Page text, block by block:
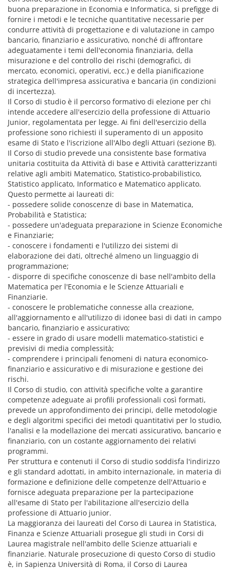
buona preparazione in Economia e Informatica, si prefigge di
fornire i metodi e le tecniche quantitative necessarie per
condurre attività di progettazione e di valutazione in campo
bancario, finanziario e assicurativo, nonché di affrontare
adeguatamente i temi dell'economia finanziaria, della
misurazione e del controllo dei rischi (demografici, di
mercato, economici, operativi, ecc.) e della pianificazione
strategica dell'impresa assicurativa e bancaria (in condizioni
di incertezza).
Il Corso di studio è il percorso formativo di elezione per chi
intende accedere all'esercizio della professione di Attuario
Junior, regolamentata per legge. Ai fini dell'esercizio della
professione sono richiesti il superamento di un apposito
esame di Stato e l'iscrizione all'Albo degli Attuari (sezione B).
Il Corso di studio prevede una consistente base formativa
unitaria costituita da Attività di base e Attività caratterizzanti
relative agli ambiti Matematico, Statistico-probabilistico,
Statistico applicato, Informatico e Matematico applicato.
Questo permette ai laureati di:
- possedere solide conoscenze di base in Matematica,
Probabilità e Statistica;
- possedere un'adeguata preparazione in Scienze Economiche
e Finanziarie;
- conoscere i fondamenti e l'utilizzo dei sistemi di
elaborazione dei dati, oltreché almeno un linguaggio di
programmazione;
- disporre di specifiche conoscenze di base nell'ambito della
Matematica per l'Economia e le Scienze Attuariali e
Finanziarie.
- conoscere le problematiche connesse alla creazione,
all'aggiornamento e all'utilizzo di idonee basi di dati in campo
bancario, finanziario e assicurativo;
- essere in grado di usare modelli matematico-statistici e
previsivi di media complessità;
- comprendere i principali fenomeni di natura economico-
finanziario e assicurativo e di misurazione e gestione dei
rischi.
Il Corso di studio, con attività specifiche volte a garantire
competenze adeguate ai profili professionali così formati,
prevede un approfondimento dei principi, delle metodologie
e degli algoritmi specifici dei metodi quantitativi per lo studio,
l'analisi e la modellazione dei mercati assicurativo, bancario e
finanziario, con un costante aggiornamento dei relativi
programmi.
Per struttura e contenuti il Corso di studio soddisfa l'indirizzo
e gli standard adottati, in ambito internazionale, in materia di
formazione e definizione delle competenze dell'Attuario e
fornisce adeguata preparazione per la partecipazione
all'esame di Stato per l'abilitazione all'esercizio della
professione di Attuario junior.
La maggioranza dei laureati del Corso di Laurea in Statistica,
Finanza e Scienze Attuariali prosegue gli studi in Corsi di
Laurea magistrale nell'ambito delle Scienze attuariali e
finanziarie. Naturale prosecuzione di questo Corso di studio
è, in Sapienza Università di Roma, il Corso di Laurea